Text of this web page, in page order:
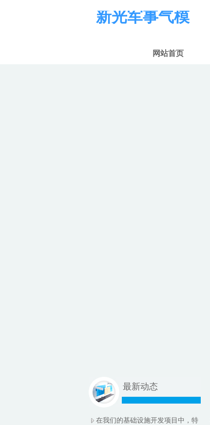
网站首页
新光军事气模
最新动态
在我们的基础设施开发项目中，特